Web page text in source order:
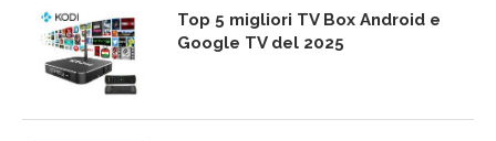
Top 5 migliori TV Box Android e
Google TV del 2025